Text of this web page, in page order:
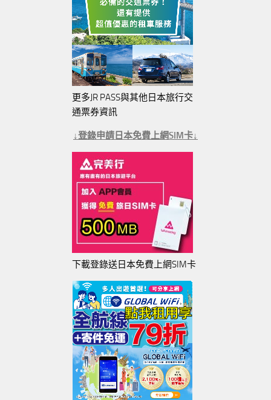
更多JR PASS與其他日本旅行交
通票券資訊
↓登錄申請日本免費上網SIM卡↓
下載登錄送日本免費上網SIM卡